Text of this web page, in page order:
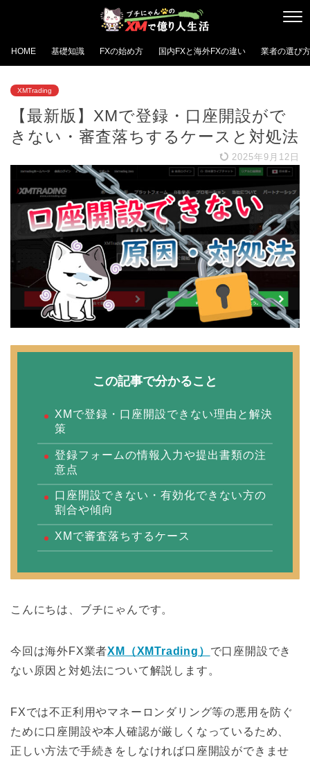
HOME 基礎知識 FXの始め方 国内FXと海外FXの違い 業者の選び方
XMTrading
【最新版】XMで登録・口座開設がで
きない・審査落ちするケースと対処法
2025年9月12日
この記事で分かること
XMで登録・口座開設できない理由と解決
策
登録フォームの情報入力や提出書類の注
意点
口座開設できない・有効化できない方の
割合や傾向
XMで審査落ちするケース
こんにちは、ブチにゃんです。
今回は海外FX業者XM（XMTrading） で口座開設でき
ない原因と対処法について解説します。
FXでは不正利用やマネーロンダリング等の悪用を防ぐ
ために口座開設や本人確認が厳しくなっているため、
正しい方法で手続きをしなければ口座開設ができませ